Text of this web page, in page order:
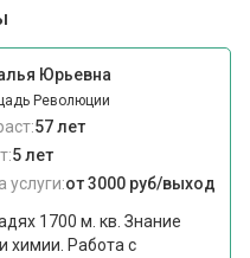
Юрьевна
Революции
57 лет
5 лет
услуги:от 3000 руб/выход
1700 м. кв. Знание
химии. Работа с